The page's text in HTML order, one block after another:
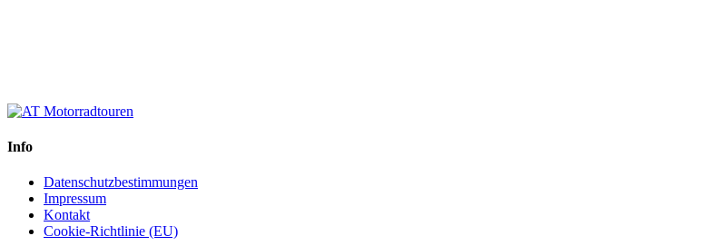
Info
Datenschutzbestimmungen
Impressum
Kontakt
Cookie-Richtlinie (EU)